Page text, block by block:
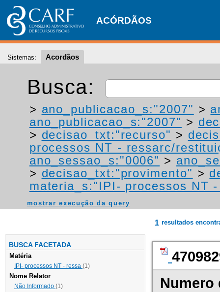
ACÓRDÃOS
Sistemas: Acordãos
Busca:
> ano_publicacao_s:"2007" >
ano_publicacao_s:"2007" >
> decisao_txt:"recurso" >
processos NT - ressarc/
ano_sessao_s:"0006" >
> decisao_txt:"provimento" >
materia_s:"IPI- processos NT
mostrar execução da query
BUSCA FACETADA
Matéria
IPI- processos NT - ressa (1)
Nome Relator
Não Informado (1)
1 resultados
Numero